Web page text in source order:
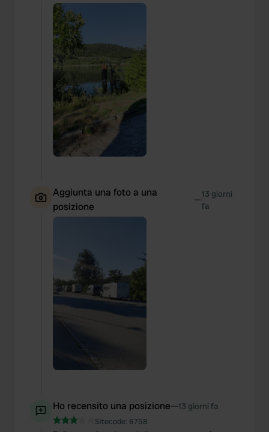
Aggiunta una foto a una
posizione
—13 giorni
fa
Ho recensito una posizione—13 giorni fa
Sitecode: 6758